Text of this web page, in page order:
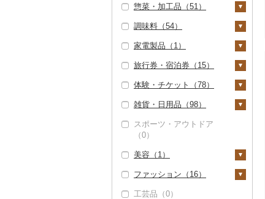
（0）
但馬牛（0）
土佐あかうし（0）
佐賀牛（0）
長崎和牛（0）
（0）
ふぐ（0）
ブリ（0）
ほっけ（0）
その他鮮魚（1）
しらす・ちりめん
（122）
その他魚介・加工品
（106）
4）
ななつぼし（0）
その他米（77）
ドライフルーツ（2）
干し柿（0）
干し芋（0）
その他ドライフルーツ
その他果物（4）
びわ（0）
ブルーベリー（0）
根菜（1）
人参（0）
大根（0）
自然薯（0）
レンコン（0）
にんにく・生姜（1）
その他根菜（0）
アスパラガス（0）
豆（1）
きのこ（1）
しいたけ（0）
松茸（0）
その他きのこ（1）
その他野菜（1）
山菜（0）
かぼちゃ（1）
地ビール・クラフトビ
純米吟醸（14）
大吟醸（18）
吟醸（5）
その他日本酒（156）
梅酒（2）
泡盛（0）
ワイン（57）
白ワイン（32）
赤ワイン（37）
シャンパン・スパーク
その他ワイン（16）
ウイスキー（0）
リキュール・洋酒（2
ノンアルコール（8）
その他酒（10）
（2）
飲料（0）
コーヒー豆（1）
粉（1）
ドリップ（0）
茶（13）
飲料（6）
茶葉・ティーバッグ
（4）
静岡茶（0）
知覧茶（0）
八女茶（0）
その他茶（7）
果汁飲料（1）
りんごジュース（0）
みかんジュース（オレ
ンジジュース）（0）
紅茶（2）
飲料（0）
茶葉・ティーバッグ
その他飲料・ジュース
（16）
炭酸飲料（3）
豆乳（0）
その他飲料・ジュース
（13）
クッキー（3）
焼き菓子（12）
プリン（3）
ゼリー（5）
チョコレート（1）
カステラ（0）
アイス・ジェラート
（5）
その他洋菓子（8）
煎餅・おかき（103）
羊羹（14）
ラーメン（2）
うどん（9）
そば（13）
パスタ（0）
ひやむぎ（0）
そうめん（0）
その他麺（3）
惣菜・加工品（51）
惣菜（4）
餃子（1）
シュウマイ（0）
コロッケ（0）
その他惣菜（3）
カレー・シチュー
その他鍋（1）
スープ（1）
豆腐・納豆（0）
漬物（9）
梅干（1）
缶詰・瓶詰（3）
調味料（54）
砂糖（0）
塩（1）
醤油（6）
味噌（39）
酢（0）
家電製品（1）
季節・空調家電（0）
キッチン家電（0）
照明器具（0）
パソコン・周辺機器
（0）
TV・オーディオ・カ
旅行券・宿泊券（15）
旅行券（1）
JTBふるさと旅行クー
（0）
（紙券）（0）
その他旅行券（1）
宿泊券（14）
体験・チケット（78）
PayPay商品券（0）
食事券（27）
用券（0）
水族館（14）
動物園（0）
雑貨・日用品（98）
家具・インテリア（1
5）
タンス（0）
机・テーブル（0）
椅子・チェア・ソファ
寝具（0）
タオル（1）
泉州タオル（0）
文房具・印鑑（8）
スポーツ・アウトドア
（0）
美容（1）
スキンケア（0）
シャンプー・リンス
ファッション（16）
鞄・バッグ（4）
工芸品（0）